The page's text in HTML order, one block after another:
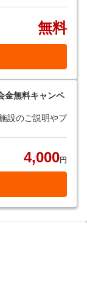
無料
金無料キャンペ
設のご説明やプ
4,000円